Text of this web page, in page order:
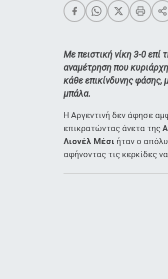
Με πειστική νίκη 3-0 επί
αναμέτρηση που
κάθε επικίνδυνης φάσης,
μπάλα.
Η Αργεντινή δεν άφησε
επικρατώντας άνετα της
Λιονέλ Μέσι ήταν ο
αφήνοντας τις κερκίδες